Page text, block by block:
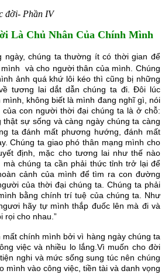
đời- Phần IV
Là Chủ Nhân Của Chính Mình
chúng ta thường ít có thời gian để
và cho người thân của mình. Chúng
ảnh quá khứ lôi kéo thì cũng bị những
tương lai dắt dẫn chúng ta đi. Đôi lúc
không biết là mình đang nghĩ gì, nói
con người thời đại chúng ta là ở chỗ:
sự sống và càng ngày chúng ta càng
ta đánh mất phương hướng, đánh mất
Chúng ta giao phó thân mạng mình cho
định, mặc cho tương lai như thế nào
chúng ta cần phải thức tỉnh trở lại để
cảnh của mình để tìm ra con đường
của thời đại chúng ta. Chúng ta phải
bằng chính trí tuệ của chúng ta. Như
hãy tự mình thắp đuốc lên mà đi và
rọi cho nhau.”
chính mình bởi vì hàng ngày chúng ta
việc và nhiều lo lắng.Vì muốn cho đời
nghi và mức sống sung túc nên chúng
mình vào công việc, tiền tài và danh vọng